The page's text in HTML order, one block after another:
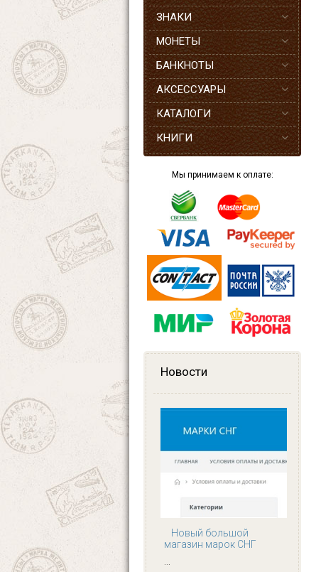
ЗНАКИ
МОНЕТЫ
БАНКНОТЫ
АКСЕССУАРЫ
КАТАЛОГИ
КНИГИ
Мы принимаем к оплате:
Новости
Новый большой
магазин марок СНГ
...